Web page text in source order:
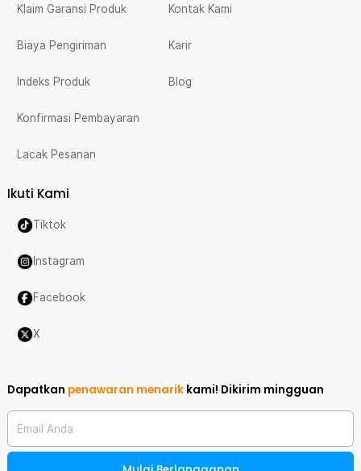
Klaim Garansi Produk
Biaya Pengiriman
Indeks Produk
Konfirmasi Pembayaran
Lacak Pesanan
Kontak Kami
Karir
Blog
Ikuti Kami
Tiktok
Instagram
Facebook
X
Dapatkan penawaran menarik kami! Dikirim mingguan
Email Anda